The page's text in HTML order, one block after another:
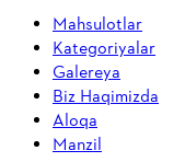
Mahsulotlar
Kategoriyalar
Galereya
Biz Haqimizda
Aloqa
Manzil